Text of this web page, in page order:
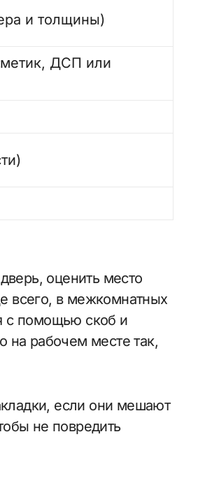
и толщины)
ДСП или
оценить место
всего, в межкомнатных
с помощью скоб и
на рабочем месте так,
если они мешают
не повредить